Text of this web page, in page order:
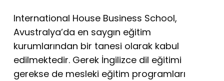
International House Business School,
Avustralya’da en saygın eğitim
kurumlarından bir tanesi olarak kabul
edilmektedir. Gerek İngilizce dil eğitimi
gerekse de mesleki eğitim programları